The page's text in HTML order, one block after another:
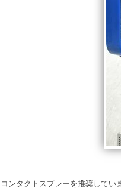
コンタクトスプレーを推奨してい